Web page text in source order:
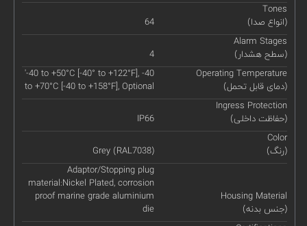
Tones
(انواع صدا)
64
Alarm Stages
(سطح هشدار)
4
Operating Temperature
(دمای قابل تحمل)
'-40 to +50°C [-40° to +122°F], -40
to +70°C [-40 to +158°F], Optional
Ingress Protection
(حفاظت داخلی)
IP66
Color
(رنگ)
Grey (RAL7038)
Housing Material
(جنس بدنه)
Adaptor/Stopping plug
material:Nickel Plated, corrosion
proof marine grade aluminium
die